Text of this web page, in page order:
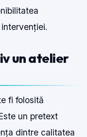
un atelier
fi folosită
un pretext
dintre calitatea